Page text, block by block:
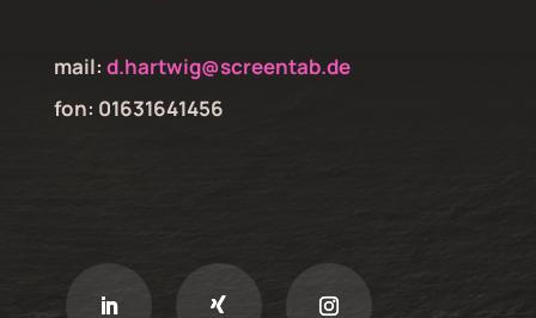
mail: d.hartwig@screentab.de
fon: 01631641456